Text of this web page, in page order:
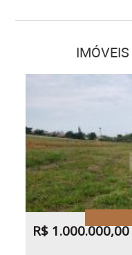
R$ 1.000.000,00